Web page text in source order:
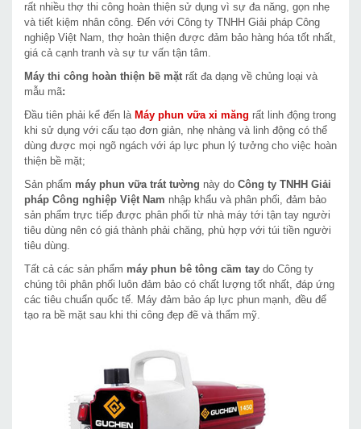
rất nhiều thợ thi công hoàn thiện sử dụng vì sự đa năng, gọn nhẹ
và tiết kiệm nhân công. Đến với Công ty TNHH Giải pháp Công
nghiệp Việt Nam, thợ hoàn thiện được đảm bảo hàng hóa tốt nhất,
giá cả cạnh tranh và sự tư vấn tận tâm.
Máy thi công hoàn thiện bề mặt rất đa dạng về chủng loại và
mẫu mã:
Đầu tiên phải kể đến là Máy phun vữa xi măng rất linh động trong
khi sử dụng với cấu tạo đơn giản, nhẹ nhàng và linh động có thể
dùng được mọi ngõ ngách với áp lực phun lý tưởng cho việc hoàn
thiện bề mặt;
Sản phẩm máy phun vữa trát tường này do Công ty TNHH Giải
pháp Công nghiệp Việt Nam nhập khẩu và phân phối, đảm bảo
sản phẩm trực tiếp được phân phối từ nhà máy tới tận tay người
tiêu dùng nên có giá thành phải chăng, phù hợp với túi tiền người
tiêu dùng.
Tất cả các sản phẩm máy phun bê tông cầm tay do Công ty
chúng tôi phân phối luôn đảm bảo có chất lượng tốt nhất, đáp ứng
các tiêu chuẩn quốc tế. Máy đảm bảo áp lực phun mạnh, đều để
tạo ra bề mặt sau khi thi công đẹp đẽ và thẩm mỹ.